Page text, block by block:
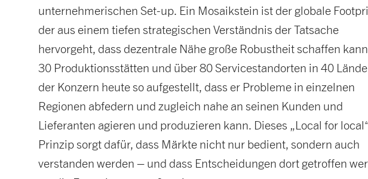
unternehmerischen Set-up. Ein Mosaikstein ist der globale
der aus einem tiefen strategischen Verständnis der Tatsache
hervorgeht, dass dezentrale Nähe große Robustheit schaffen
30 Produktionsstätten und über 80 Servicestandorten in 40
der Konzern heute so aufgestellt, dass er Probleme in einzelnen
Regionen abfedern und zugleich nahe an seinen Kunden und
Lieferanten agieren und produzieren kann. Dieses „Local for
Prinzip sorgt dafür, dass Märkte nicht nur bedient, sondern auch
verstanden werden – und dass Entscheidungen dort getroffen